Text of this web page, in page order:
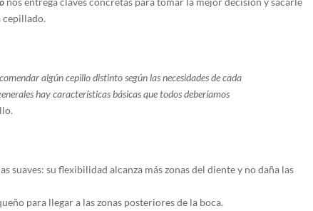
cepillado.
algún cepillo distinto según las necesidades de cada
hay características básicas que todos deberíamos
suaves: su flexibilidad alcanza más zonas del diente y no daña las
para llegar a las zonas posteriores de la boca.